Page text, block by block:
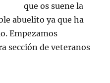
que os suene la
abuelito ya que ha
Empezamos
sección de veteranos